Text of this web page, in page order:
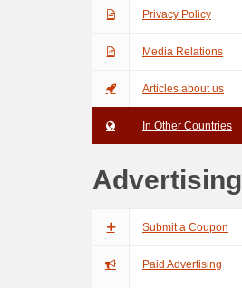
Privacy Policy
Media Relations
Articles about us
In Other Countries
Advertising
Submit a Coupon
Paid Advertising